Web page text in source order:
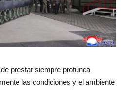
prestar siempre profunda
las condiciones y el ambiente